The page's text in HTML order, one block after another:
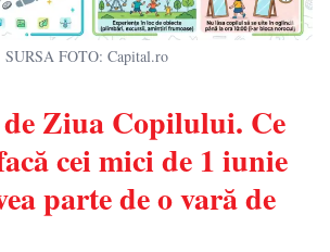
SURSA FOTO: Capital.ro
Ziua Copilului. Ce
cei mici de 1 iunie
parte de o vară de